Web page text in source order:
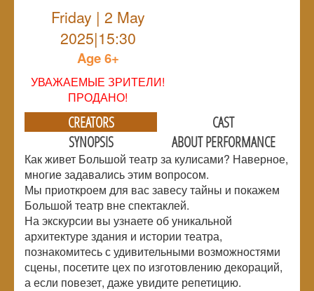
Friday | 2 May
2025|15:30
Age 6+
УВАЖАЕМЫЕ ЗРИТЕЛИ!
ПРОДАНО!
CREATORS
CAST
SYNOPSIS
ABOUT PERFORMANCE
Как живет Большой театр за кулисами? Наверное,
многие задавались этим вопросом.
Мы приоткроем для вас завесу тайны и покажем
Большой театр вне спектаклей.
На экскурсии вы узнаете об уникальной
архитектуре здания и истории театра,
познакомитесь с удивительными возможностями
сцены, посетите цех по изготовлению декораций,
а если повезет, даже увидите репетицию.